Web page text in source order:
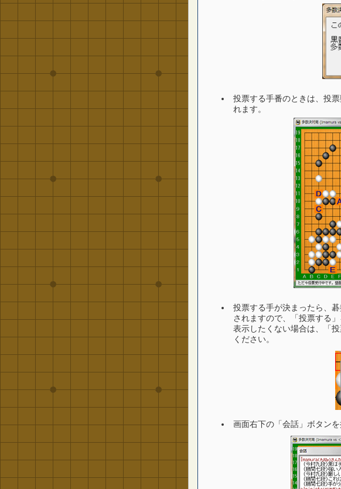
投票する手番のときは、投
れます。
投票する手が決まったら、
されますので、「投票する
表示したくない場合は、「
ください。
画面右下の「会話」ボタン